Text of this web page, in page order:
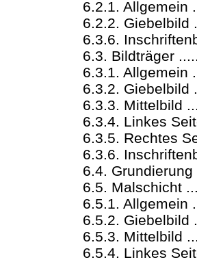
6.2.1. Allgemein
6.2.2. Giebelbild
6.3.6.
6.3. Bildträger
6.3.1. Allgemein
6.3.2. Giebelbild
6.3.3. Mittelbild
6.3.4. Linkes
6.3.5. Rechtes
6.3.6.
6.4.
6.5. Malschicht
6.5.1. Allgemein
6.5.2. Giebelbild
6.5.3. Mittelbild
6.5.4. Linkes